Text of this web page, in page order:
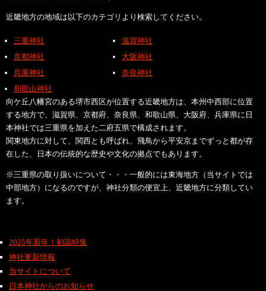
近畿地方の地域は以下のカテゴリより検索してください。
三重神社
滋賀神社
京都神社
大阪神社
兵庫神社
奈良神社
和歌山神社
向ケ丘八幡宮のある堺市西区が位置する近畿地方は、本州中西部に位置
する地方で、滋賀県、京都府、奈良県、和歌山県、大阪府、兵庫県に日
本神社では三重県を加えた二府五県で構成されます。
関東地方に対して、関西とも呼ばれ、飛鳥から平安京までずっと都が存
在した、日本の伝統的な歴史や文化の拠点でもあります。
※三重県の取り扱いについて・・・一般的には東海地方（当サイトでは
中部地方）になるのですが、神社分類の便宜上、近畿地方に分類してい
ます。
2025年新年！初詣特集
神社更新情報
当サイトについて
日本神社からのお知らせ